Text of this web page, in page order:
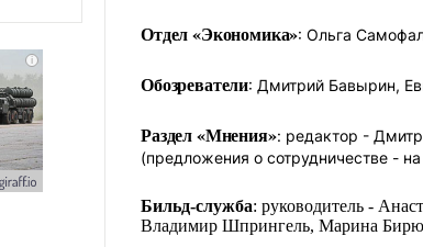
Отдел «Экономика»: Ольга
Обозреватели: Дмитрий Бавырин,
Раздел «Мнения»: редактор -
(предложения о сотрудничестве -
Бильд-служба: руководитель -
Владимир Шпрингель, Марина